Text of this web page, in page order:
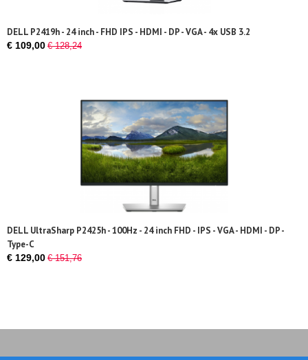
DELL P2419h - 24 inch - FHD IPS - HDMI - DP - VGA - 4x USB 3.2
€ 109,00 € 128,24
DELL UltraSharp P2425h - 100Hz - 24 inch FHD - IPS - VGA - HDMI - DP -
Type-C
€ 129,00 € 151,76